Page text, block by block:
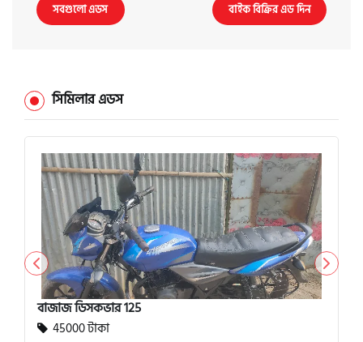
সবগুলো এডস বাইক বিক্রির এড দিন
সিমিলার এডস
বাজাজ ডিসকভার 125
45000 টাকা